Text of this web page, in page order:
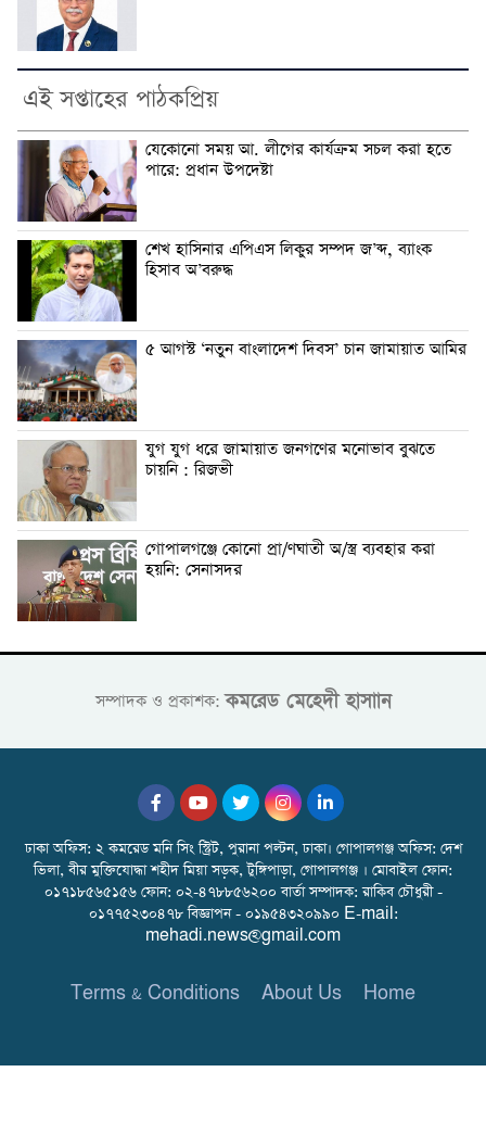
এই সপ্তাহের পাঠকপ্রিয়
যেকোনো সময় আ. লীগের কার্যক্রম সচল করা হতে
পারে: প্রধান উপদেষ্টা
শেখ হাসিনার এপিএস লিকুর সম্পদ জ’ব্দ, ব্যাংক
হিসাব অ’বরুদ্ধ
৫ আগস্ট ‘নতুন বাংলাদেশ দিবস’ চান জামায়াত আমির
যুগ যুগ ধরে জামায়াত জনগণের মনোভাব বুঝতে
চায়নি : রিজভী
গোপালগঞ্জে কোনো প্রা/ণঘাতী অ/স্ত্র ব্যবহার করা
হয়নি: সেনাসদর
সম্পাদক ও প্রকাশক:কমরেড মেহেদী হাসাান
ঢাকা অফিস: ২ কমরেড মনি সিং স্ট্রিট, পুরানা পল্টন, ঢাকা। গোপালগঞ্জ অফিস: দেশ
ভিলা, বীর মুক্তিযোদ্ধা শহীদ মিয়া সড়ক, টুঙ্গিপাড়া, গোপালগঞ্জ । মোবাইল ফোন:
০১৭১৮৫৬৫১৫৬ ফোন: ০২-৪৭৮৮৫৬২০০ বার্তা সম্পাদক: রাকিব চৌধুরী -
০১৭৭৫২৩০৪৭৮ বিজ্ঞাপন - ০১৯৫৪৩২০৯৯০ E-mail:
mehadi.news@gmail.com
Terms & Conditions About Us Home